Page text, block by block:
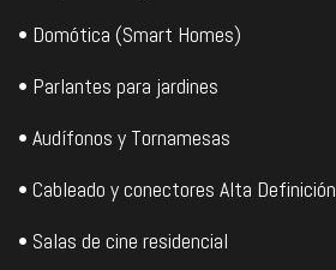
• Domótica (Smart Homes)
• Parlantes para jardines
• Audífonos y Tornamesas
• Cableado y conectores Alta Definición
• Salas de cine residencial